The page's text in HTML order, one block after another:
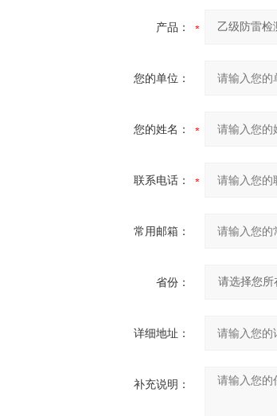
产品：
您的单位：
您的姓名：
联系电话：
常用邮箱：
省份：
详细地址：
补充说明：